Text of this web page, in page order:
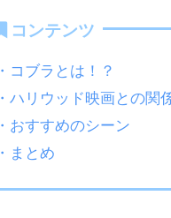
コンテンツ
・コブラとは！？
・ハリウッド映画との関
・おすすめのシーン
・まとめ